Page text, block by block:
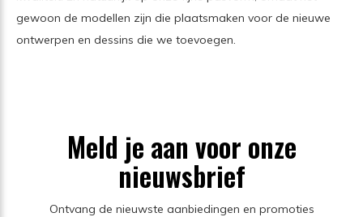
gewoon de modellen zijn die plaatsmaken voor de nieuwe
ontwerpen en dessins die we toevoegen.
Meld je aan voor onze
nieuwsbrief
Ontvang de nieuwste aanbiedingen en promoties